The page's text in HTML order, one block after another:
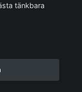
& Presenter
tänkbara